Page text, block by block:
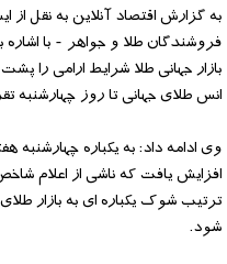
به گزارش اقتصاد آنلاین به نقل
فروشندگان طلا و جواهر - با اشاره
بازار جهانی طلا شرایط ارامی
انس طلای جهانی تا روز چهارشنبه تقریبا
افزایش یافت که ناشی از اعلام
ترتیب شوک یکباره ای به بازار
شود.